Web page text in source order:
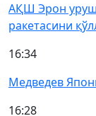
АҚШ Эрон
ракетасини
16:34
Медведев
16:28